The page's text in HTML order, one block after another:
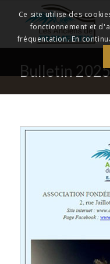
Bulletin 2025
Ce site utilise des
fonctionnement et
fréquentation. En